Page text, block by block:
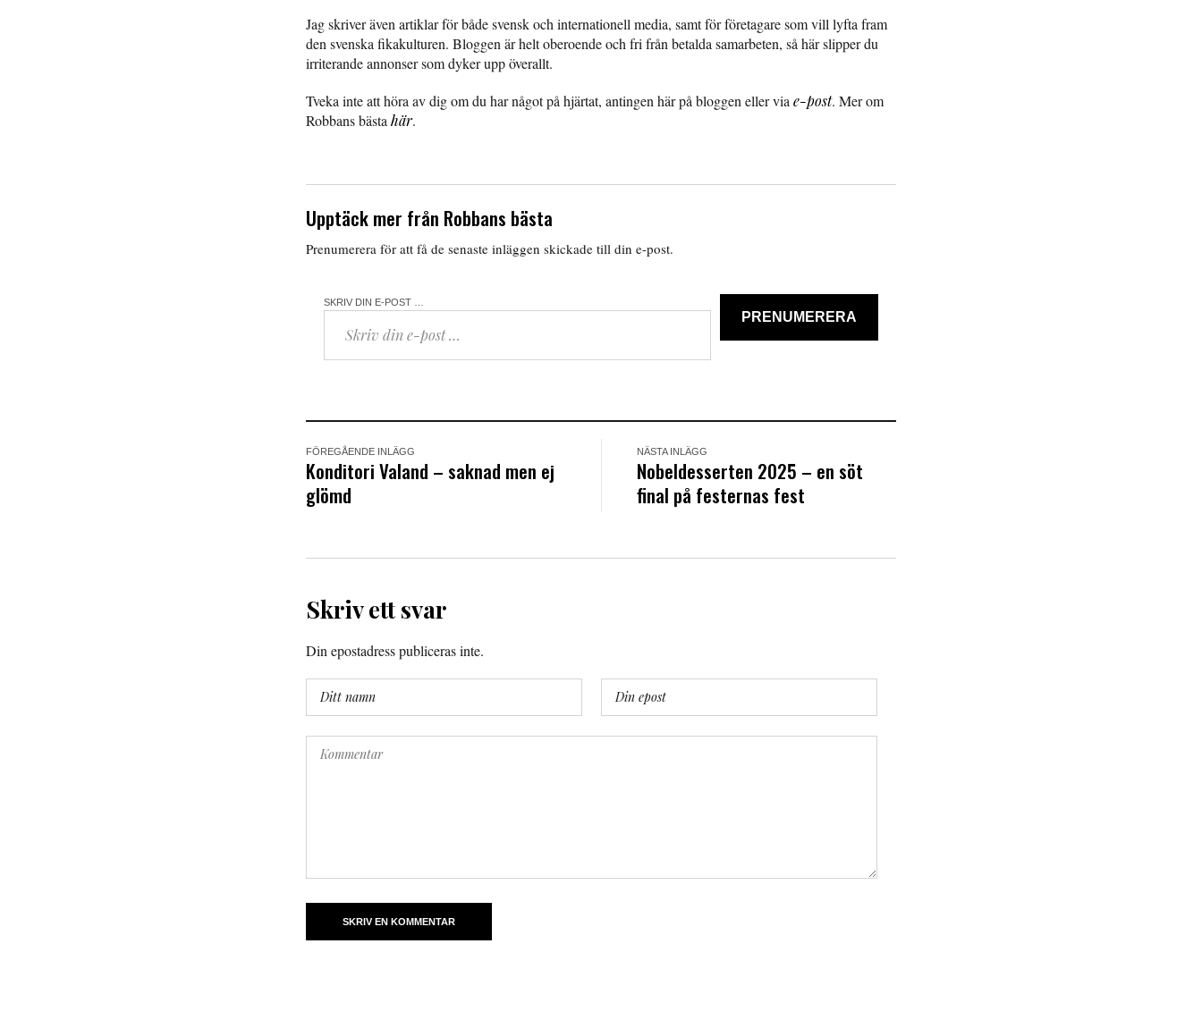
Jag skriver även artiklar för både svensk och internationell media, samt för företagare som vill lyfta fram
den svenska fikakulturen. Bloggen är helt oberoende och fri från betalda samarbeten, så här slipper du
irriterande annonser som dyker upp överallt.
Tveka inte att höra av dig om du har något på hjärtat, antingen här på bloggen eller via e-post. Mer om
Robbans bästa här.
Upptäck mer från Robbans bästa
Prenumerera för att få de senaste inläggen skickade till din e-post.
SKRIV DIN E-POST …
PRENUMERERA
FÖREGÅENDE INLÄGG
Konditori Valand – saknad men ej
glömd
NÄSTA INLÄGG
Nobeldesserten 2025 – en söt
final på festernas fest
Skriv ett svar
Din epostadress publiceras inte.